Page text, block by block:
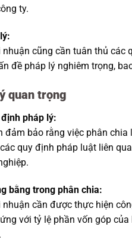
ty.
cũng cần tuân thủ các
đề pháp lý nghiêm trọng,
quan trọng
pháp lý:
đảm bảo rằng việc phân
quy định pháp luật liên
bằng trong phân chia:
nhuận cần được thực hiện
với tỷ lệ phần vốn góp